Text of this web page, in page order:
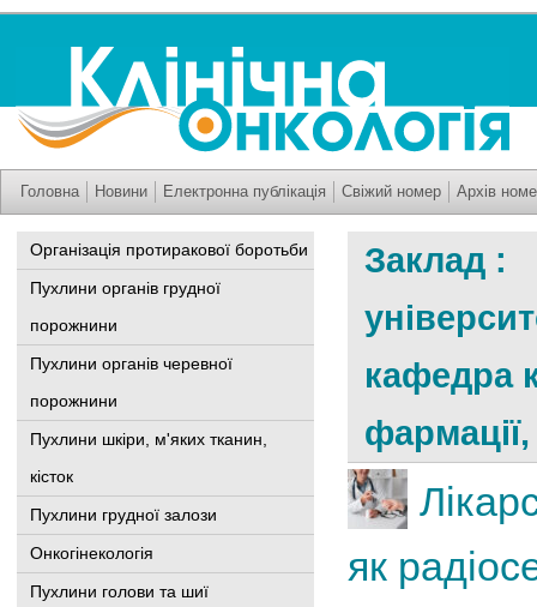
Головна Новини Електронна публікація Свіжий номер Архів
Організація протиракової боротьби
Пухлини органів грудної
порожнини
Пухлини органів черевної
порожнини
Пухлини шкіри, м'яких тканин,
кісток
Пухлини грудної залози
Онкогінекологія
Пухлини голови та шиї
Заклад :
кафедра
фармації,
як